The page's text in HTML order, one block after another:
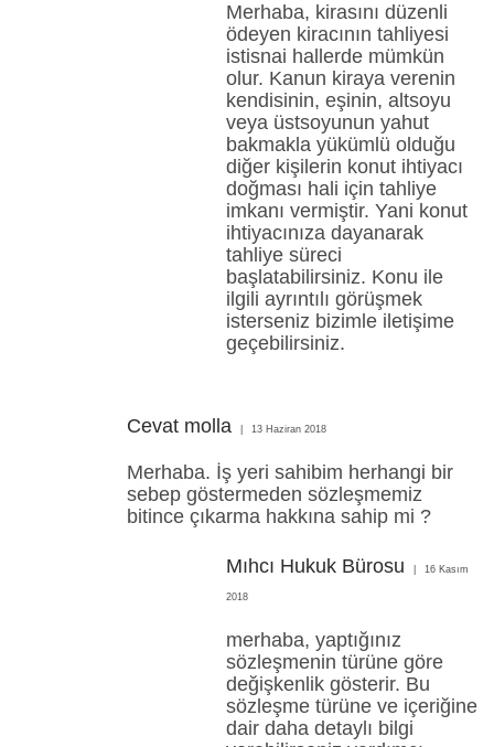
Merhaba, kirasını düzenli
ödeyen kiracının tahliyesi
istisnai hallerde mümkün
olur. Kanun kiraya verenin
kendisinin, eşinin, altsoyu
veya üstsoyunun yahut
bakmakla yükümlü olduğu
diğer kişilerin konut ihtiyacı
doğması hali için tahliye
imkanı vermiştir. Yani konut
ihtiyacınıza dayanarak
tahliye süreci
başlatabilirsiniz. Konu ile
ilgili ayrıntılı görüşmek
isterseniz bizimle iletişime
geçebilirsiniz.
Cevat molla 13 Haziran 2018
Merhaba. İş yeri sahibim herhangi bir
sebep göstermeden sözleşmemiz
bitince çıkarma hakkına sahip mi ?
Mıhcı Hukuk Bürosu 16 Kasım
2018
merhaba, yaptığınız
sözleşmenin türüne göre
değişkenlik gösterir. Bu
sözleşme türüne ve içeriğine
dair daha detaylı bilgi